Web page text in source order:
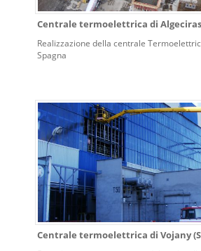
Centrale termoelettrica di Algeciras
Realizzazione della centrale
Spagna
Centrale termoelettrica di Vojany